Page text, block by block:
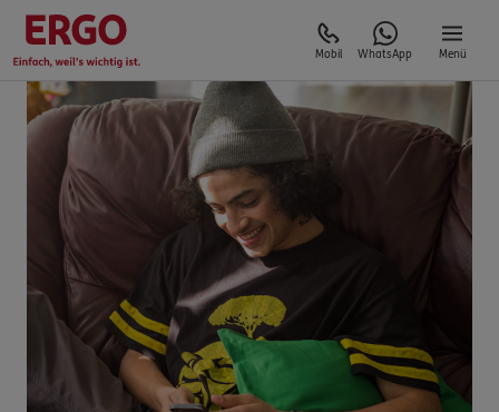
Mobil WhatsApp Menü